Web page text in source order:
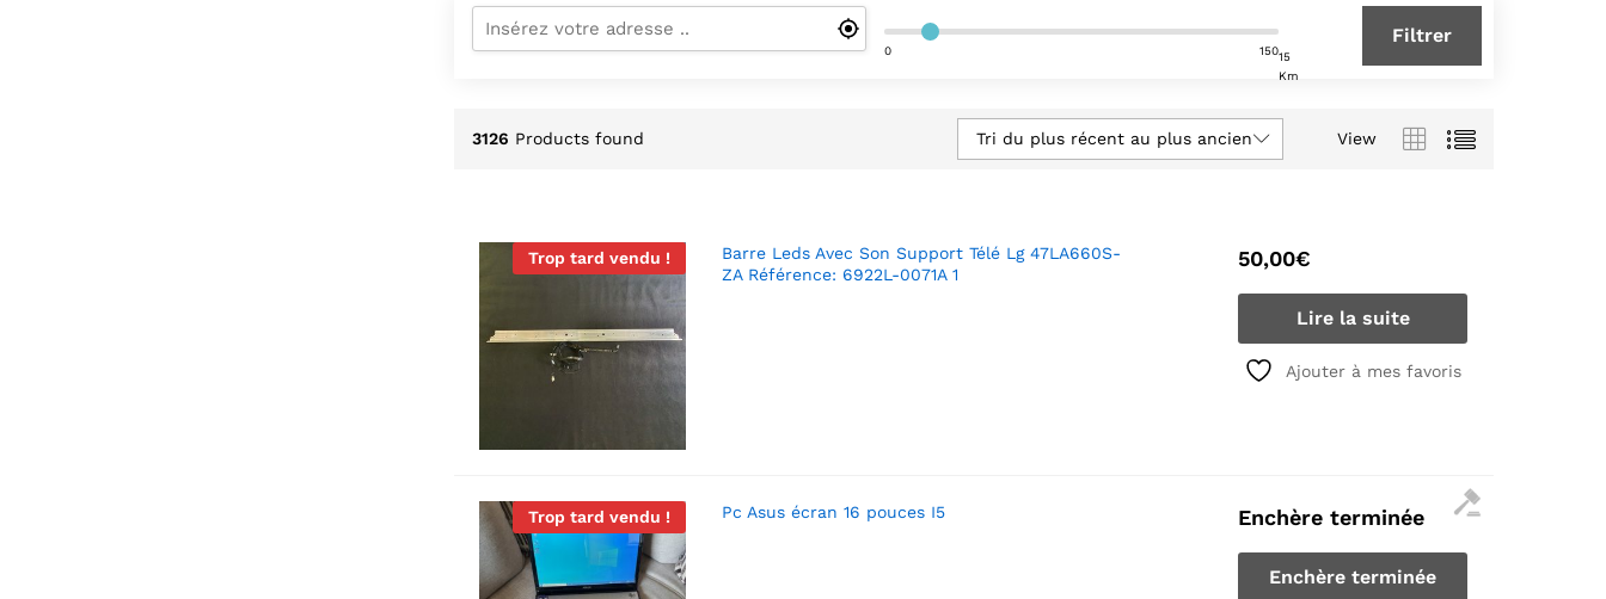
0
15
Km
150
Filtrer
3126 Products found View
Tri du plus récent au plus ancien
Trop tard vendu !
Barre Leds Avec Son Support Télé Lg 47LA660S-
ZA Référence: 6922L-0071A 1
50,00€
Lire la suite
Ajouter à mes favoris
Trop tard vendu ! Pc Asus écran 16 pouces I5 Enchère terminée
Enchère terminée